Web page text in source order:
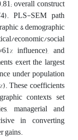
overall construct
PLS-SEM path
& demographic
economic/social
influence), and
exert the largest
under population
These coefficients
contexts set
managerial and
in converting
gains.